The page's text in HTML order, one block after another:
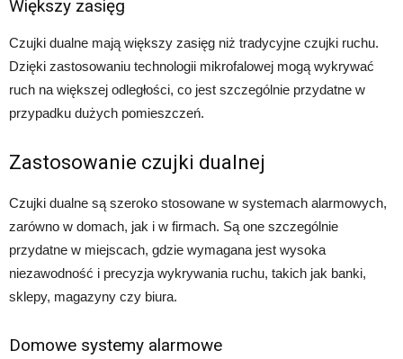
Większy zasięg
Czujki dualne mają większy zasięg niż tradycyjne czujki ruchu.
Dzięki zastosowaniu technologii mikrofalowej mogą wykrywać
ruch na większej odległości, co jest szczególnie przydatne w
przypadku dużych pomieszczeń.
Zastosowanie czujki dualnej
Czujki dualne są szeroko stosowane w systemach alarmowych,
zarówno w domach, jak i w firmach. Są one szczególnie
przydatne w miejscach, gdzie wymagana jest wysoka
niezawodność i precyzja wykrywania ruchu, takich jak banki,
sklepy, magazyny czy biura.
Domowe systemy alarmowe